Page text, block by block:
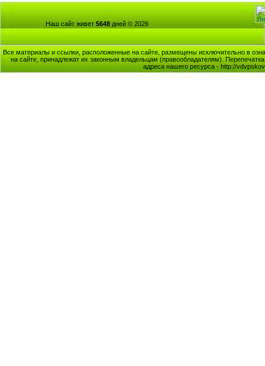
Наш сайт живет 5648 дней © 2026
Все материалы и ссылки, расположенные на сайте, размещены исключительно в
на сайте, принадлежат их законным владельцам (правообладателям).
адреса нашего ресурса - http://